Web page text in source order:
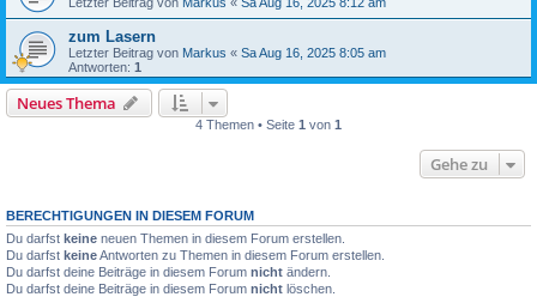
zum Lasern
Letzter Beitrag von Markus « Sa Aug 16, 2025 8:05 am
Antworten: 1
Neues Thema
4 Themen • Seite 1 von 1
Gehe zu
BERECHTIGUNGEN IN DIESEM FORUM
Du darfst keine neuen Themen in diesem Forum erstellen.
Du darfst keineAntworten zu Themen in diesem Forum erstellen.
Du darfst deine Beiträge in diesem Forum nicht ändern.
Du darfst deine Beiträge in diesem Forum nicht löschen.